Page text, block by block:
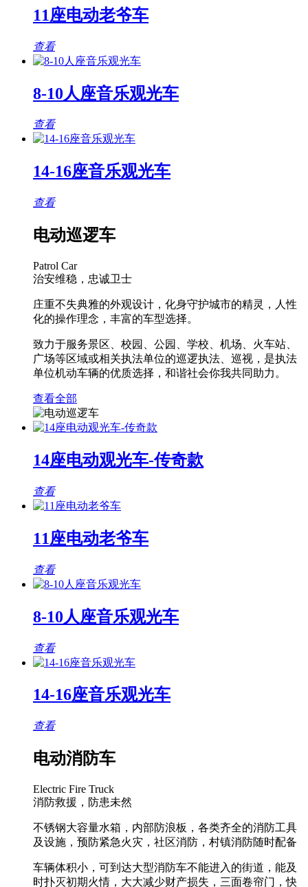
11座电动老爷车
查看
8-10人座音乐观光车
查看
14-16座音乐观光车
查看
电动巡逻车
Patrol Car
治安维稳，忠诚卫士
庄重不失典雅的外观设计，化身守护城市的精灵，人性
化的操作理念，丰富的车型选择。
致力于服务景区、校园、公园、学校、机场、火车站、
广场等区域或相关执法单位的巡逻执法、巡视，是执法
单位机动车辆的优质选择，和谐社会你我共同助力。
查看全部
14座电动观光车-传奇款
查看
11座电动老爷车
查看
8-10人座音乐观光车
查看
14-16座音乐观光车
查看
电动消防车
Electric Fire Truck
消防救援，防患未然
不锈钢大容量水箱，内部防浪板，各类齐全的消防工具
及设施，预防紧急火灾，社区消防，村镇消防随时配备
车辆体积小，可到达大型消防车不能进入的街道，能及
时扑灭初期火情，大大减少财产损失，三面卷帘门，快